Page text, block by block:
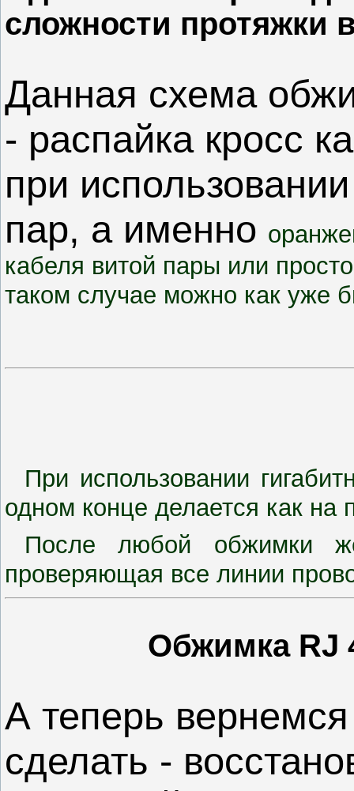
сложности протяжки
Данная схема
- распайка кросс
при
пар, а именно
кабеля витой пары или
таком случае можно как уже
При использовании
одном конце делается как
После любой обжимки
проверяющая все линии
Обжимка RJ
А теперь
сделать -